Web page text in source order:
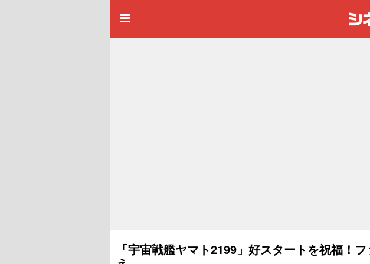
「宇宙戦艦ヤマト2199」好スタートを祝福！